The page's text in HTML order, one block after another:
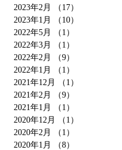
2023年2月
（17）
2023年1月
（10）
2022年5月
（1）
2022年3月
（1）
2022年2月
（9）
2022年1月
（1）
2021年12月
（1）
2021年2月
（9）
2021年1月
（1）
2020年12月
（1）
2020年2月
（1）
2020年1月
（8）